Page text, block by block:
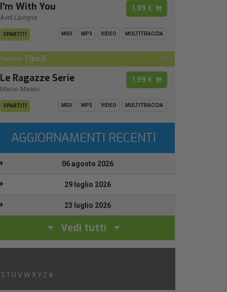
I'm With You
Avril Lavigne
1,99 €
SPARTITI MIDI MP3 VIDEO MULTITRACCIA
Genere: Tipo D
Le Ragazze Serie
Marco Masini
1,99 €
SPARTITI MIDI MP3 VIDEO MULTITRACCIA
AGGIORNAMENTI RECENTI
06 agosto 2026
29 luglio 2026
23 luglio 2026
Vedi tutti
S T U V W X Y Z #